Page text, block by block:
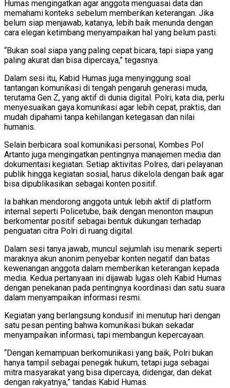
Humas mengingatkan agar anggota menguasai data dan
memahami konteks sebelum memberikan keterangan. Jika
belum siap menjawab, katanya, lebih baik menunda dengan
cara elegan ketimbang menyampaikan hal yang belum pasti.
“Bukan soal siapa yang paling cepat bicara, tapi siapa yang
paling akurat dan bisa dipercaya,” tegasnya.
Dalam sesi itu, Kabid Humas juga menyinggung soal
tantangan komunikasi di tengah pengaruh generasi muda,
terutama Gen Z, yang aktif di dunia digital. Polri, kata dia, perlu
menyesuaikan gaya komunikasi agar lebih cepat, praktis, dan
mudah dipahami tanpa kehilangan ketegasan dan nilai
humanis.
Selain berbicara soal komunikasi personal, Kombes Pol
Artanto juga mengingatkan pentingnya manajemen media dan
dokumentasi kegiatan. Setiap aktivitas Polres, dari pelayanan
publik hingga kegiatan sosial, harus dikelola dengan baik agar
bisa dipublikasikan sebagai konten positif.
Ia bahkan mendorong anggota untuk lebih aktif di platform
internal seperti Policetube, baik dengan menonton maupun
berkomentar positif sebagai bentuk dukungan terhadap
penguatan citra Polri di ruang digital.
Dalam sesi tanya jawab, muncul sejumlah isu menarik seperti
maraknya akun anonim penyebar konten negatif dan batas
kewenangan anggota dalam memberikan keterangan kepada
media. Kedua pertanyaan ini dijawab lugas oleh Kabid Humas
dengan penekanan pada pentingnya koordinasi dan satu suara
dalam menyampaikan informasi resmi.
Kegiatan yang berlangsung kondusif ini menutup hari dengan
satu pesan penting bahwa komunikasi bukan sekadar
menyampaikan informasi, tapi membangun kepercayaan.
“Dengan kemampuan berkomunikasi yang baik, Polri bukan
hanya tampil sebagai penegak hukum, tetapi juga sebagai
mitra masyarakat yang bisa dipercaya, didengar, dan dekat
dengan rakyatnya,” tandas Kabid Humas.